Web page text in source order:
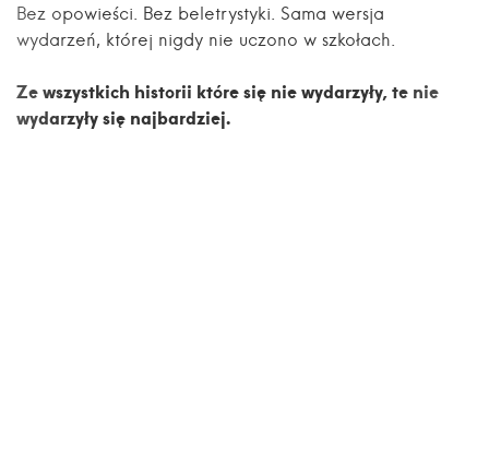
Bez opowieści. Bez beletrystyki. Sama wersja
wydarzeń, której nigdy nie uczono w szkołach.
Ze wszystkich historii które się nie wydarzyły, te nie
wydarzyły się najbardziej.